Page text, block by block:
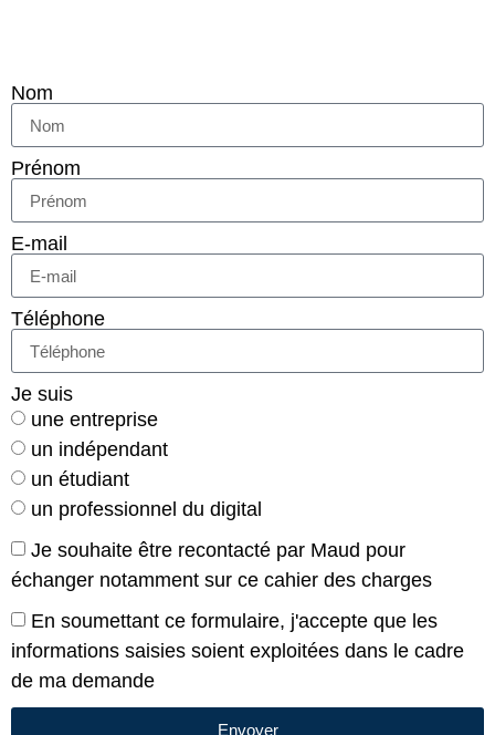
Nom
Prénom
E-mail
Téléphone
Je suis
une entreprise
un indépendant
un étudiant
un professionnel du digital
Je souhaite être recontacté par Maud pour
échanger notamment sur ce cahier des charges
En soumettant ce formulaire, j'accepte que les
informations saisies soient exploitées dans le cadre
de ma demande
Envoyer